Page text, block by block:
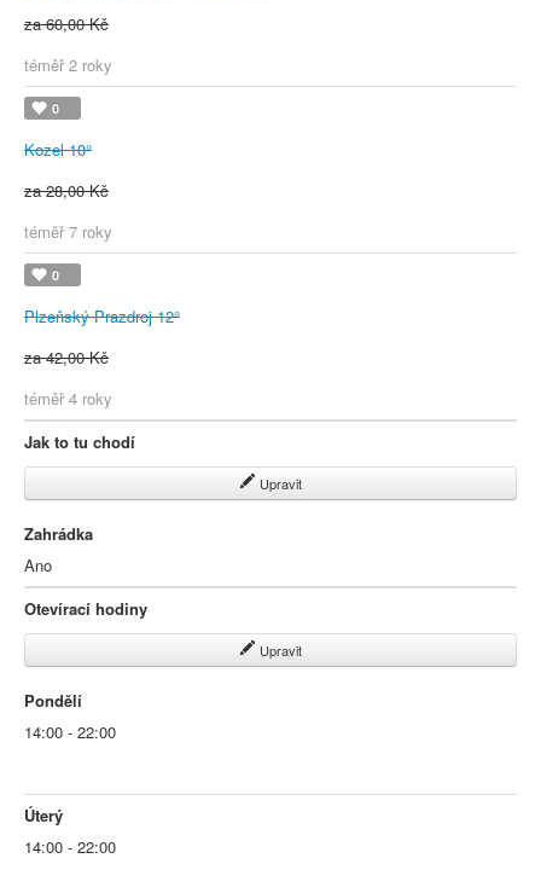
za 60,00 Kč
téměř 2 roky
0
Kozel 10°
za 28,00 Kč
téměř 7 roky
0
Plzeňský Prazdroj 12°
za 42,00 Kč
téměř 4 roky
Jak to tu chodí
Upravit
Zahrádka
Ano
Otevírací hodiny
Upravit
Pondělí
14:00 - 22:00
Úterý
14:00 - 22:00